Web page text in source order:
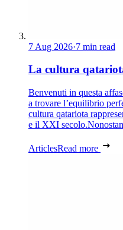
7 Aug 2026·7 min read
La cultura
Benvenuti in questa
a trovare l’equilibrio
cultura qatariota
e il XXI
ArticlesRead more